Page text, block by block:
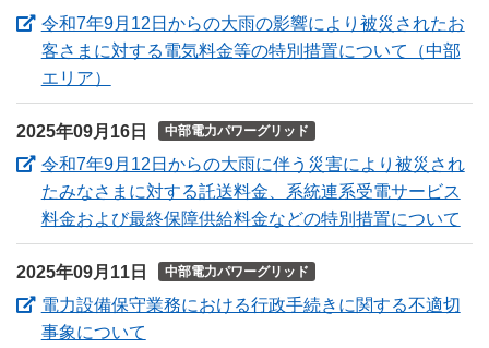
令和7年9月12日からの大雨の影響により被災されたお
客さまに対する電気料金等の特別措置について（中部
エリア）
2025年09月16日 中部電力パワーグリッド
令和7年9月12日からの大雨に伴う災害により被災され
たみなさまに対する託送料金、系統連系受電サービス
料金および最終保障供給料金などの特別措置について
2025年09月11日 中部電力パワーグリッド
電力設備保守業務における行政手続きに関する不適切
事象について